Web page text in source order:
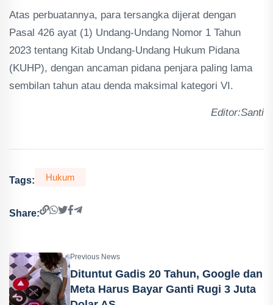
Atas perbuatannya, para tersangka dijerat dengan
Pasal 426 ayat (1) Undang-Undang Nomor 1 Tahun
2023 tentang Kitab Undang-Undang Hukum Pidana
(KUHP), dengan ancaman pidana penjara paling lama
sembilan tahun atau denda maksimal kategori VI.
Editor:Santi
Tags: Hukum
Share:
Previous News
Dituntut Gadis 20 Tahun, Google dan
Meta Harus Bayar Ganti Rugi 3 Juta